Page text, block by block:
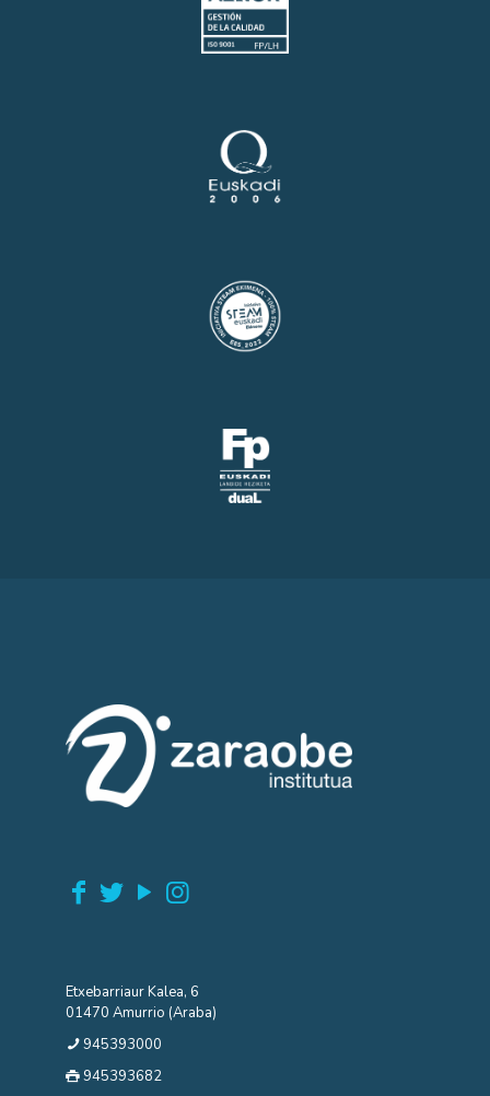
Etxebarriaur Kalea, 6
01470 Amurrio (Araba)
945393000
945393682